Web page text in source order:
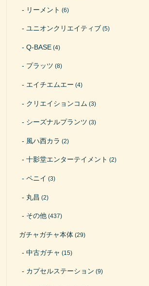
リーメント (6)
ユニオンクリエイティブ (5)
Q-BASE (4)
プラッツ (8)
エイチエムエー (4)
クリエイションコム (3)
シーズナルプランツ (3)
風ハ西カラ (2)
十影堂エンターテイメント (2)
ペニイ (3)
丸昌 (2)
その他 (437)
ガチャガチャ本体 (29)
中古ガチャ (15)
カプセルステーション (9)